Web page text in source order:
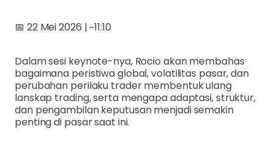
📅 22 Mei 2026 | ~11:10
Dalam sesi keynote-nya, Rocio akan membahas
bagaimana peristiwa global, volatilitas pasar, dan
perubahan perilaku trader membentuk ulang
lanskap trading, serta mengapa adaptasi, struktur,
dan pengambilan keputusan menjadi semakin
penting di pasar saat ini.